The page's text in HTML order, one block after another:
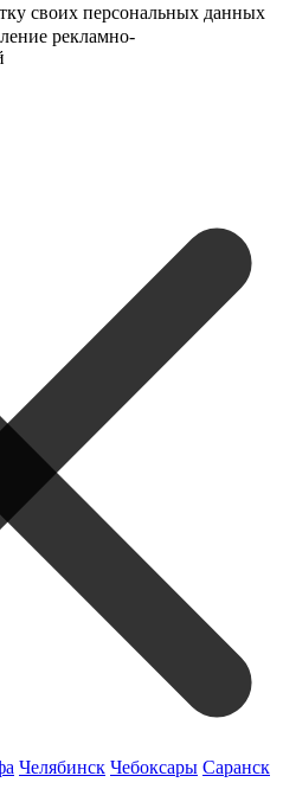
своих персональных данных
рекламно-
Челябинск Чебоксары Саранск